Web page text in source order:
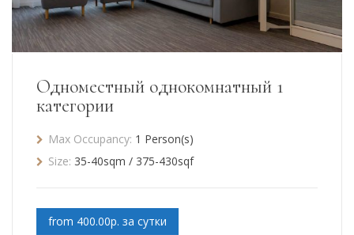
Одноместный однокомнатный 1
категории
Max Occupancy: 1 Person(s)
Size: 35-40sqm / 375-430sqf
from 400.00р. за сутки